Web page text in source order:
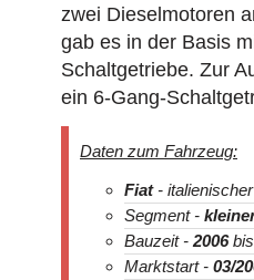
zwei Dieselmotoren
gab es in der Basis
Schaltgetriebe. Zur
ein 6-Gang-
Daten zum Fahrzeug:
Fiat-
Segment -
Bauzeit - 2006bis
Marktstart - 03/